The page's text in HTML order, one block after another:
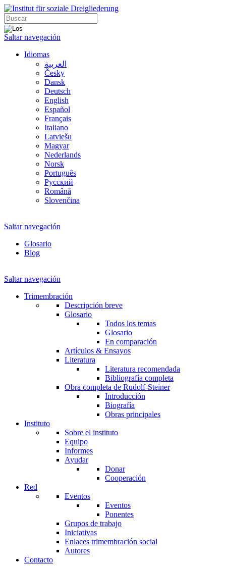
Saltar navegación
Idiomas
العربية
Česky
Dansk
Deutsch
English
Español
Français
Italiano
Latviešu
Magyar
Nederlands
Norsk
Português
Русский
Română
Slovenčina
Saltar navegación
Glosario
Blog
Saltar navegación
Trimembración
Descripción breve
Glosario
Todos los temas
Glosario
En comparación
Artículos & Ensayos
Literatura
Literatura recomendada
Bibliografía completa
Obra completa de Rudolf-Steiner
Introducción
Biografía
Obras principales
Instituto
Sobre el instituto
Equipo
Informes
Ayudar
Donar
Cooperación
Red
Eventos
Eventos
Ponentes
Grupos de trabajo
Iniciativas
Enlaces trimembración social
Autores
Contacto